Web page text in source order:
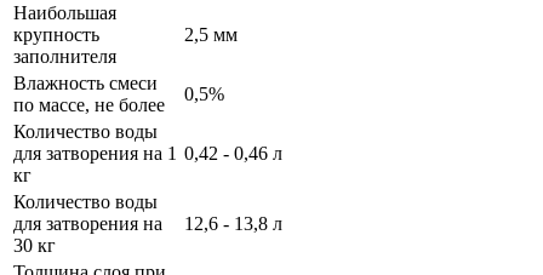
Наибольшая
крупность
заполнителя
2,5 мм
Влажность смеси
по массе, не более
0,5%
Количество воды
для затворения на 1
кг
0,42 - 0,46 л
Количество воды
для затворения на
30 кг
12,6 - 13,8 л